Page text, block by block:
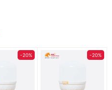
-20% -20%